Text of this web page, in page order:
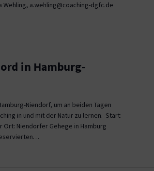
a.wehling@coaching-dgfc.de
in Hamburg-
Niendorf, um an beiden Tagen
in und mit der Natur zu lernen. Start:
Ort: Niendorfer Gehege in Hamburg